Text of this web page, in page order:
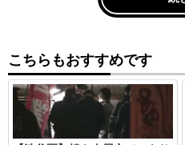
こちらもおすすめです